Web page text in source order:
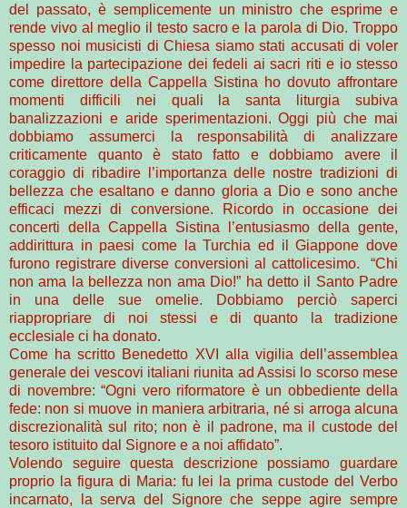
del passato, è semplicemente un ministro che esprime e
rende vivo al meglio il testo sacro e la parola di Dio. Troppo
spesso noi musicisti di Chiesa siamo stati accusati di voler
impedire la partecipazione dei fedeli ai sacri riti e io stesso
come direttore della Cappella Sistina ho dovuto affrontare
momenti difficili nei quali la santa liturgia subiva
banalizzazioni e aride sperimentazioni. Oggi più che mai
dobbiamo assumerci la responsabilità di analizzare
criticamente quanto è stato fatto e dobbiamo avere il
coraggio di ribadire l’importanza delle nostre tradizioni di
bellezza che esaltano e danno gloria a Dio e sono anche
efficaci mezzi di conversione. Ricordo in occasione dei
concerti della Cappella Sistina l’entusiasmo della gente,
addirittura in paesi come la Turchia ed il Giappone dove
furono registrare diverse conversioni al cattolicesimo. “Chi
non ama la bellezza non ama Dio!” ha detto il Santo Padre
in una delle sue omelie. Dobbiamo perciò saperci
riappropriare di noi stessi e di quanto la tradizione
ecclesiale ci ha donato.
Come ha scritto Benedetto XVI alla vigilia dell’assemblea
generale dei vescovi italiani riunita ad Assisi lo scorso mese
di novembre: “Ogni vero riformatore è un obbediente della
fede: non si muove in maniera arbitraria, né si arroga alcuna
discrezionalità sul rito; non è il padrone, ma il custode del
tesoro istituito dal Signore e a noi affidato”.
Volendo seguire questa descrizione possiamo guardare
proprio la figura di Maria: fu lei la prima custode del Verbo
incarnato, la serva del Signore che seppe agire sempre